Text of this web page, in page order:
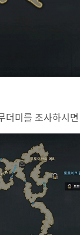
더미를 조사하시